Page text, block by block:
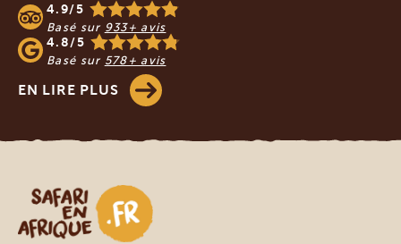
4.9/5
Basé sur 933+ avis
4.8/5
Basé sur 578+ avis
EN LIRE PLUS
Safari en Afrique